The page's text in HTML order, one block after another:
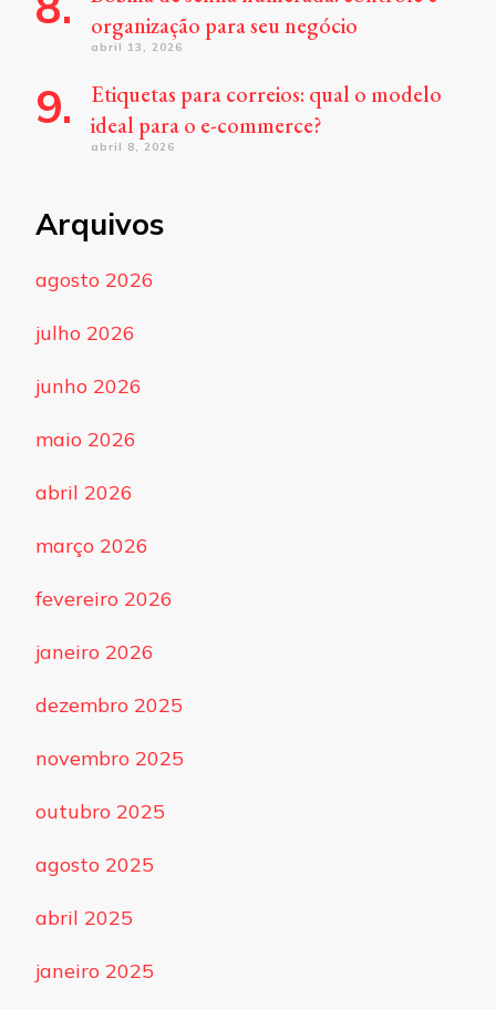
organização para seu negócio
abril 13, 2026
Etiquetas para correios: qual o modelo
ideal para o e-commerce?
abril 8, 2026
Arquivos
agosto 2026
julho 2026
junho 2026
maio 2026
abril 2026
março 2026
fevereiro 2026
janeiro 2026
dezembro 2025
novembro 2025
outubro 2025
agosto 2025
abril 2025
janeiro 2025